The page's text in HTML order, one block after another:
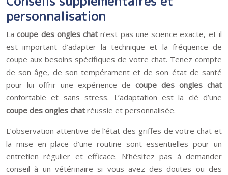
personnalisation
Lacoupe des ongles chatn’est pas une science exacte, et il
est important d’adapter la technique et la fréquence de
coupe aux besoins spécifiques de votre chat. Tenez compte
de son âge, de son tempérament et de son état de santé
pour lui offrir une expérience de coupe des ongles chat
confortable et sans stress. L’adaptation est la clé d’une
coupe des ongles chat réussie et personnalisée.
L’observation attentive de l’état des griffes de votre chat et
la mise en place d’une routine sont essentielles pour un
entretien régulier et efficace. N’hésitez pas à demander
conseil à un vétérinaire si vous avez des doutes ou des